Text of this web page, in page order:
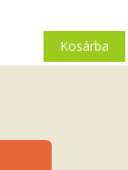
Kosárba